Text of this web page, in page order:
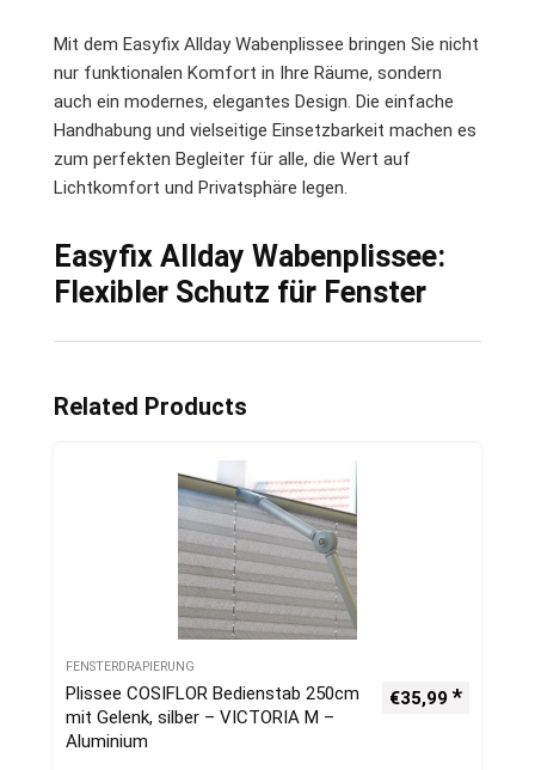
Mit dem Easyfix Allday Wabenplissee bringen Sie nicht
nur funktionalen Komfort in Ihre Räume, sondern
auch ein modernes, elegantes Design. Die einfache
Handhabung und vielseitige Einsetzbarkeit machen es
zum perfekten Begleiter für alle, die Wert auf
Lichtkomfort und Privatsphäre legen.
Easyfix Allday Wabenplissee:
Flexibler Schutz für Fenster
Related Products
FENSTERDRAPIERUNG
Plissee COSIFLOR Bedienstab 250cm
mit Gelenk, silber – VICTORIA M –
Aluminium
€35,99